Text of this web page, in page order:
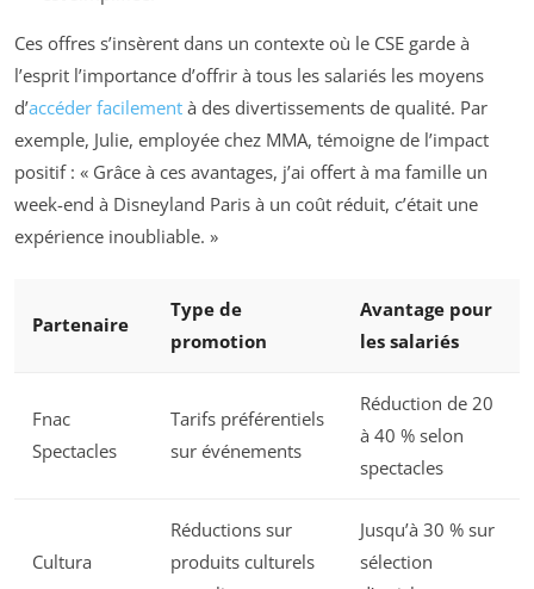
Ces offres s’insèrent dans un contexte où le CSE garde à
l’esprit l’importance d’offrir à tous les salariés les moyens
d’accéder facilement à des divertissements de qualité. Par
exemple, Julie, employée chez MMA, témoigne de l’impact
positif : « Grâce à ces avantages, j’ai offert à ma famille un
week-end à Disneyland Paris à un coût réduit, c’était une
expérience inoubliable. »
Partenaire
Type de
promotion
Avantage pour
les salariés
Fnac
Spectacles
Tarifs préférentiels
sur événements
Réduction de 20
à 40 % selon
spectacles
Cultura
Réductions sur
produits culturels
Jusqu’à 30 % sur
sélection